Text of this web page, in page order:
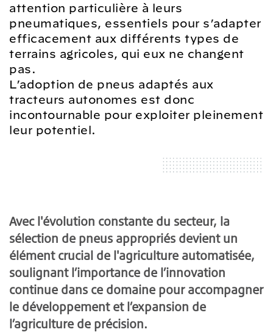
attention particulière à leurs
pneumatiques, essentiels pour s’adapter
efficacement aux différents types de
terrains agricoles, qui eux ne changent
pas.
L’adoption de pneus adaptés aux
tracteurs autonomes est donc
incontournable pour exploiter pleinement
leur potentiel.
Avec l'évolution constante du secteur, la
sélection de pneus appropriés devient un
élément crucial de l'agriculture automatisée,
soulignant l’importance de l’innovation
continue dans ce domaine pour accompagner
le développement et l’expansion de
l’agriculture de précision.